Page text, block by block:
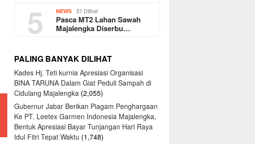
5 NEWS 51 Dilihat
Pasca MT2 Lahan Sawah
Majalengka Diserbu…
PALING BANYAK DILIHAT
Kades Hj. Teti kurnia Apresiasi Organisasi
BINA TARUNA Dalam Giat Peduli Sampah di
Cidulang Majalengka (2,055)
Gubernur Jabar Berikan Piagam Penghargaan
Ke PT. Leetex Garmen Indonesia Majalengka,
Bentuk Apresiasi Bayar Tunjangan Hari Raya
Idul Fitri Tepat Waktu (1,748)